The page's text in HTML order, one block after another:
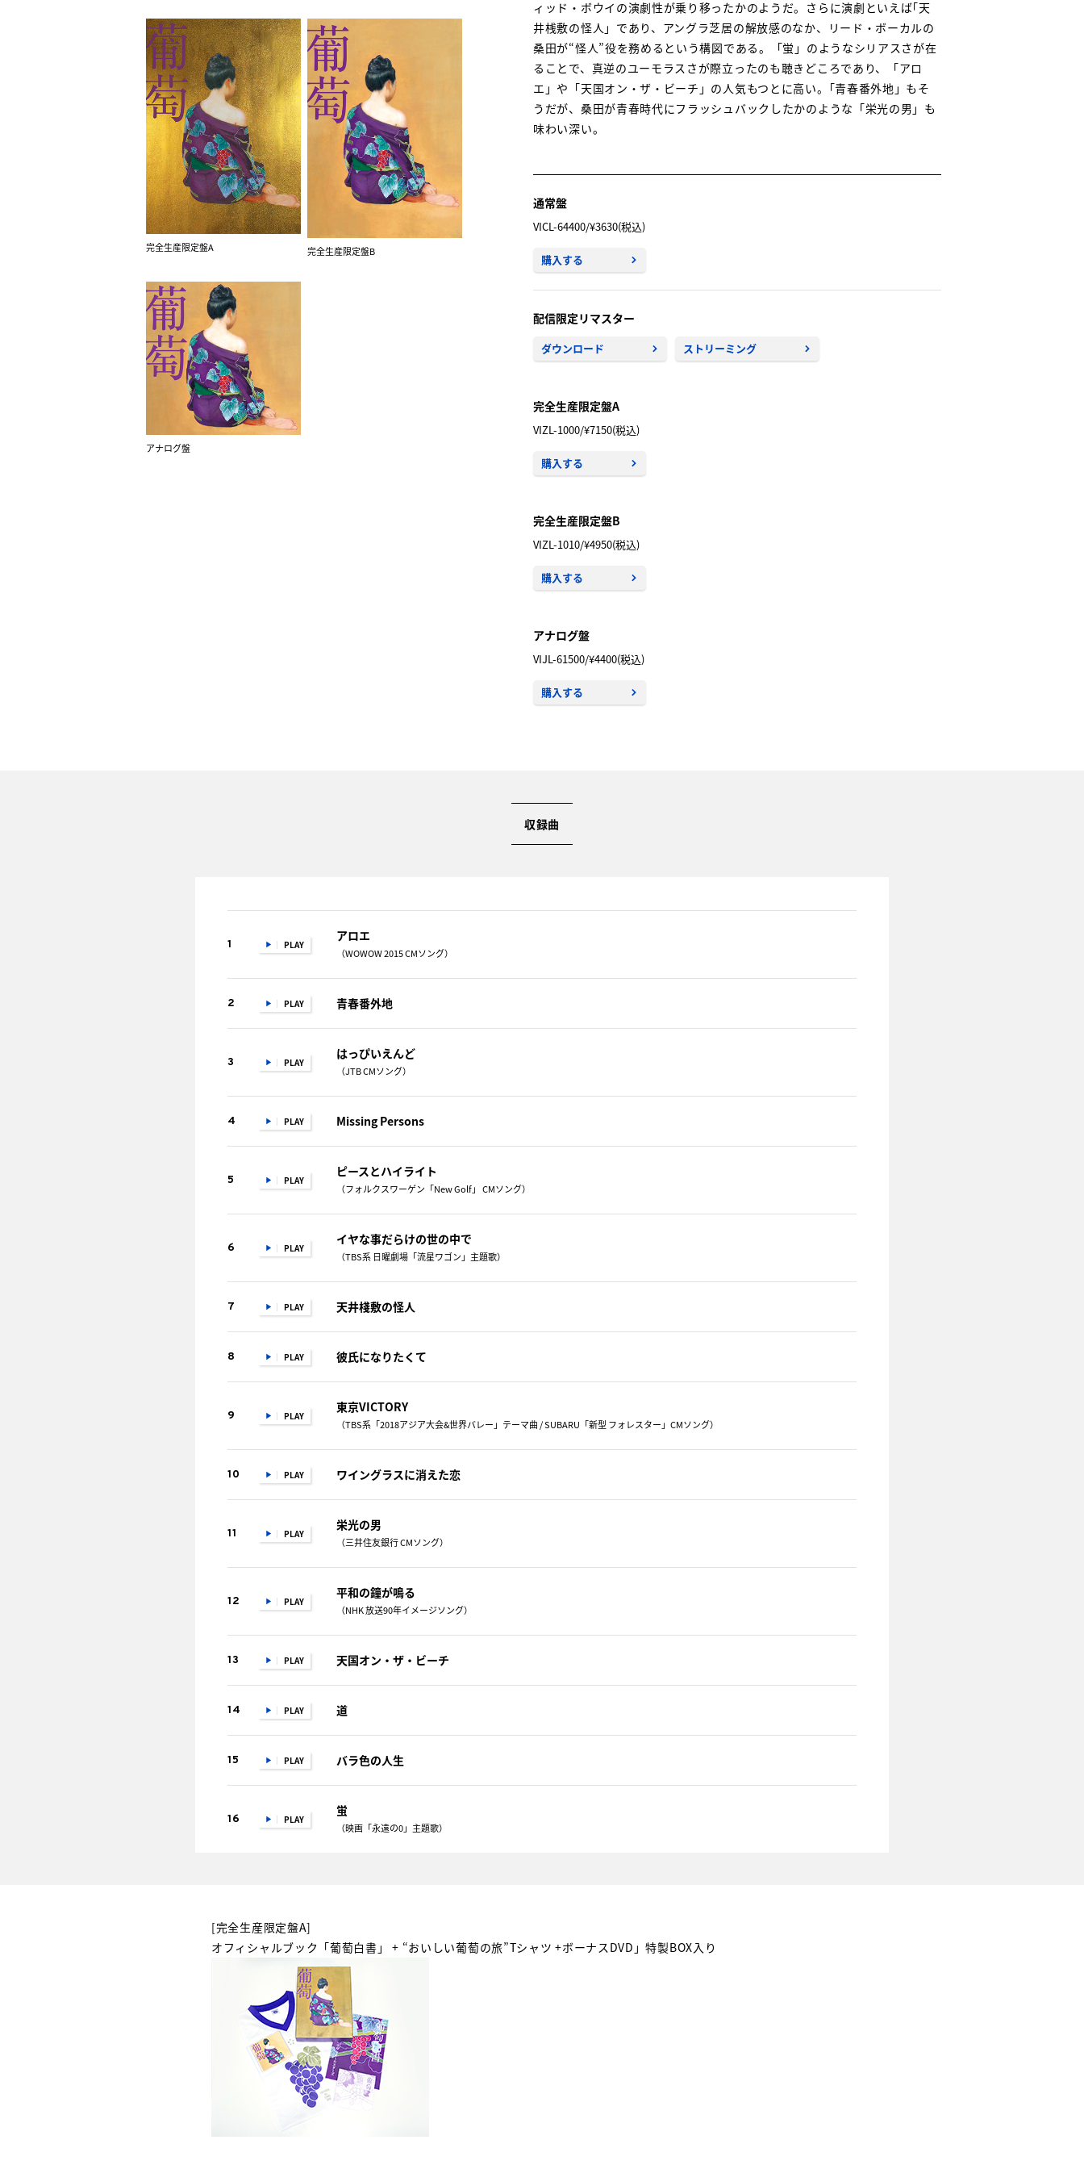
完全生産限定盤A 完全生産限定盤B
アナログ盤
ィッド・ボウイの演劇性が乗り移ったかのようだ。さらに演劇といえば｢天
井桟敷の怪人」であり、アングラ芝居の解放感のなか、リード・ボーカルの
桑田が“怪人”役を務めるという構図である。「蛍」のようなシリアスさが在
ることで、真逆のユーモラスさが際立ったのも聴きどころであり、「アロ
エ」や「天国オン・ザ・ビーチ」の人気もつとに高い。｢青春番外地」もそ
うだが、桑田が青春時代にフラッシュバックしたかのような「栄光の男」も
味わい深い。
通常盤
VICL-64400/¥3630(税込)
購入する
配信限定リマスター
ダウンロード ストリーミング
完全生産限定盤A
VIZL-1000/¥7150(税込)
購入する
完全生産限定盤B
VIZL-1010/¥4950(税込)
購入する
アナログ盤
VIJL-61500/¥4400(税込)
購入する
収録曲
1 PLAY
アロエ
（WOWOW 2015 CMソング）
2 PLAY 青春番外地
3 PLAY
はっぴいえんど
（JTB CMソング）
4 PLAY Missing Persons
5 PLAY
ピースとハイライト
（フォルクスワーゲン「New Golf」 CMソング）
6 PLAY
イヤな事だらけの世の中で
（TBS系 日曜劇場「流星ワゴン」主題歌）
7 PLAY 天井棧敷の怪人
8 PLAY 彼氏になりたくて
9 PLAY
東京VICTORY
（TBS系「2018アジア大会&世界バレー」テーマ曲 / SUBARU「新型 フォレスター」CMソング）
10 PLAY ワイングラスに消えた恋
11 PLAY
栄光の男
（三井住友銀行 CMソング）
12 PLAY
平和の鐘が鳴る
（NHK 放送90年イメージソング）
13 PLAY 天国オン・ザ・ビーチ
14 PLAY 道
15 PLAY バラ色の人生
16 PLAY
蛍
（映画「永遠の0」主題歌）
[完全生産限定盤A]
オフィシャルブック「葡萄白書」 + “おいしい葡萄の旅”Tシャツ +ボーナスDVD」特製BOX入り